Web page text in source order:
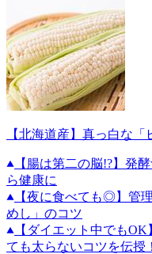
【北海道産】真っ白な
【腸は第二の脳!?】発
ら健康に
【夜に食べても◎】管
めし」のコツ
【ダイエット中でも
ても太らないコツを伝授！